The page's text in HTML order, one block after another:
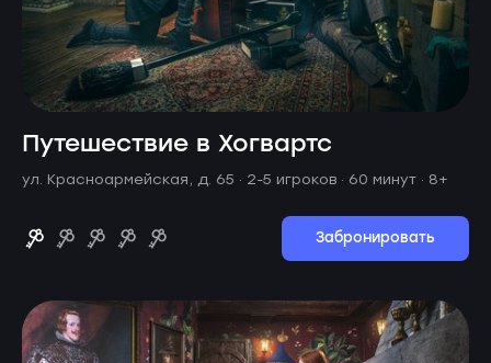
Путешествие в Хогвартс
ул. Красноармейская, д. 65 · 2-5 игроков · 60 минут · 8+
Забронировать